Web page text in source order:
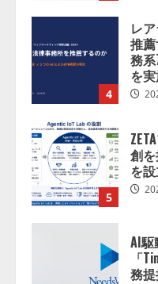
4
レ
推
務
を
5
創を
を
AI
「
務